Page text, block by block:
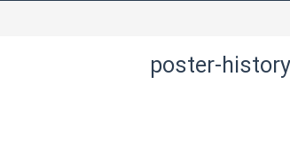
poster-